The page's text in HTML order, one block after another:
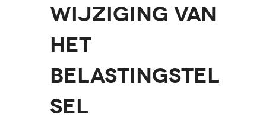
wijziging van
het
belastingstel
sel